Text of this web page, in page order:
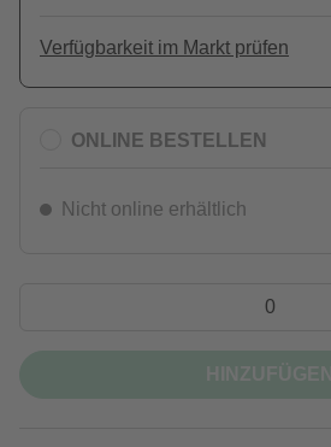
Verfügbarkeit im Markt prüfen
ONLINE BESTELLEN
Nicht online erhältlich